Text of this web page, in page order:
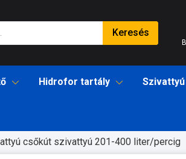
Keresés
Hidrofor tartály
csőkút szivattyú 201-400 liter/percig